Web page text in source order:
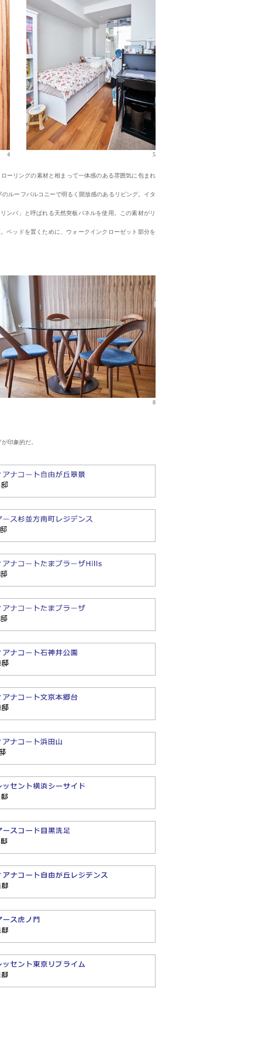
4 5
ーリングの素材と相まって一体感のある雰囲気に包まれ
ルーフバルコニーで明るく開放感のあるリビング。イタ
ンバ」と呼ばれる天然突板パネルを使用。この素材がリ
ベッドを置くために、ウォークインクローゼット部分を
8
印象的だ。